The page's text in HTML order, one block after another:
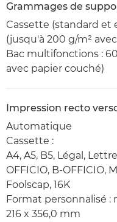
Grammages de
Cassette (standard et
(jusqu'à 200 g/m²
Bac multifonctions :
avec papier couché)
Impression recto
Automatique
Cassette :
A4, A5, B5, Légal,
OFFICIO, B-OFFICIO,
Foolscap, 16K
Format personnalisé :
216 x 356,0 mm